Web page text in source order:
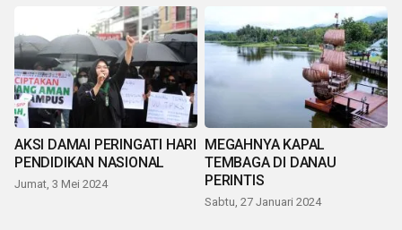
AKSI DAMAI PERINGATI HARI
PENDIDIKAN NASIONAL
Jumat, 3 Mei 2024
MEGAHNYA KAPAL
TEMBAGA DI DANAU
PERINTIS
Sabtu, 27 Januari 2024